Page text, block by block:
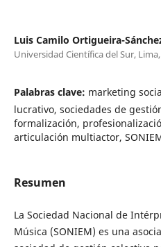
Luis Camilo Ortigueira-
Universidad Científica del Sur,
Palabras clave: marketing
lucrativo, sociedades de
formalización,
articulación multiactor,
Resumen
La Sociedad Nacional de
Música (SONIEM) es una